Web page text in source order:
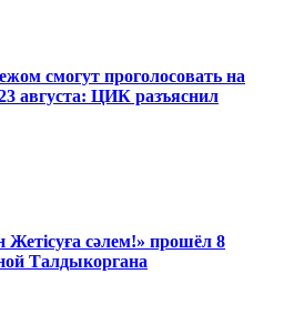
смогут проголосовать на
августа: ЦИК разъяснил
Жетісуға сәлем!» прошёл 8
Талдыкоргана